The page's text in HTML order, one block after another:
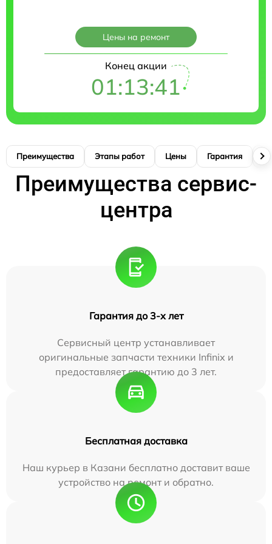
Цены на ремонт
Конец акции
01:13:40
Преимущества Этапы работ Цены Гарантия
Преимущества сервис-
центра
Гарантия до 3-х лет
Сервисный центр устанавливает
оригинальные запчасти техники Infinix и
предоставляет гарантию до 3 лет.
Бесплатная доставка
Наш курьер в Казани бесплатно доставит ваше
устройство на ремонт и обратно.